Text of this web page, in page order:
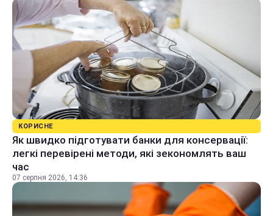
КОРИСНЕ
Як швидко підготувати банки для консервації:
легкі перевірені методи, які зекономлять ваш
час
07 серпня 2026, 14:36